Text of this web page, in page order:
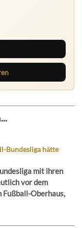
Bundesliga hätte
mit ihren
vor dem
Fußball-Oberhaus,